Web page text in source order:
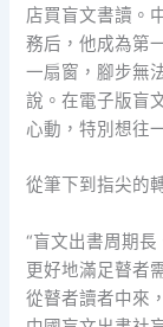
店買盲文書讀。
務后，他成為第
一扇窗，腳步無
說。在電子版盲
心動，特別想往
從筆下到指尖的
“盲文出書周期
更好地滿足瞽者
從瞽者讀者中來